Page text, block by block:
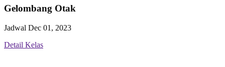
Gelombang Otak
Jadwal Dec 01, 2023
Detail Kelas